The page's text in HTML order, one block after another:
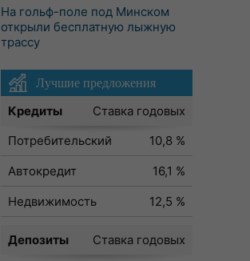
На гольф-поле под Минском
открыли бесплатную лыжную
трассу
Лучшие предложения
Кредиты
Ставка годовых
Потребительский
10,8 %
Автокредит
16,1 %
Недвижимость
12,5 %
Депозиты
Ставка годовых